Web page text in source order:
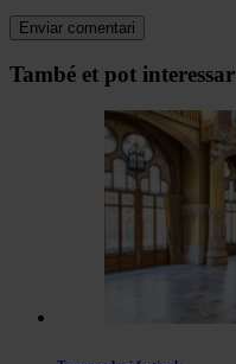
Navegar
També et pot interessar